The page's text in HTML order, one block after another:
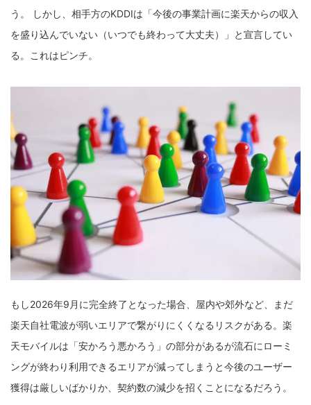
う。 しかし、相手方のKDDIは「今後の事業計画に楽天からの収入
を盛り込んでいない（いつでも終わって大丈夫）」と宣言してい
る。これはピンチ。
もし2026年9月に完全終了となった場合、屋内や郊外など、まだ
楽天自社電波が弱いエリアで繋がりにくくなるリスクがある。楽
天モバイルは「安かろう悪かろう」の部分があるが流石にローミ
ングが終わり利用できるエリアが減ってしまうと今後のユーザー
獲得は厳しいばかりか、契約数の減少を招くことになるだろう。